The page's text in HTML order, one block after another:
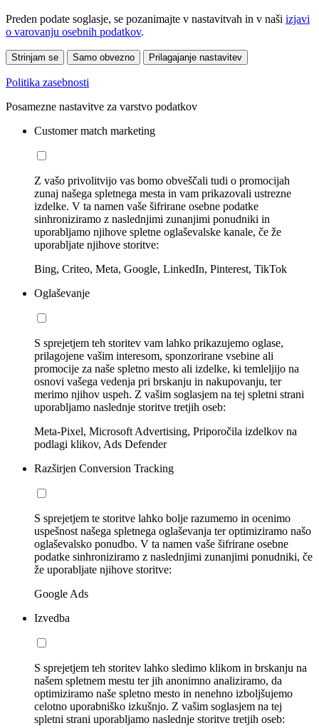
Preden podate soglasje, se pozanimajte v nastavitvah in v naši izjavi
o varovanju osebnih podatkov.
Strinjam se Samo obvezno Prilagajanje nastavitev
Politika zasebnosti
Posamezne nastavitve za varstvo podatkov
Customer match marketing
Z vašo privolitvijo vas bomo obveščali tudi o promocijah
zunaj našega spletnega mesta in vam prikazovali ustrezne
izdelke. V ta namen vaše šifrirane osebne podatke
sinhroniziramo z naslednjimi zunanjimi ponudniki in
uporabljamo njihove spletne oglaševalske kanale, če že
uporabljate njihove storitve:
Bing, Criteo, Meta, Google, LinkedIn, Pinterest, TikTok
Oglaševanje
S sprejetjem teh storitev vam lahko prikazujemo oglase,
prilagojene vašim interesom, sponzorirane vsebine ali
promocije za naše spletno mesto ali izdelke, ki temleljijo na
osnovi vašega vedenja pri brskanju in nakupovanju, ter
merimo njihov uspeh. Z vašim soglasjem na tej spletni strani
uporabljamo naslednje storitve tretjih oseb:
Meta-Pixel, Microsoft Advertising, Priporočila izdelkov na
podlagi klikov, Ads Defender
Razširjen Conversion Tracking
S sprejetjem te storitve lahko bolje razumemo in ocenimo
uspešnost našega spletnega oglaševanja ter optimiziramo našo
oglaševalsko ponudbo. V ta namen vaše šifrirane osebne
podatke sinhroniziramo z naslednjimi zunanjimi ponudniki, če
že uporabljate njihove storitve:
Google Ads
Izvedba
S sprejetjem teh storitev lahko sledimo klikom in brskanju na
našem spletnem mestu ter jih anonimno analiziramo, da
optimiziramo naše spletno mesto in nenehno izboljšujemo
celotno uporabniško izkušnjo. Z vašim soglasjem na tej
spletni strani uporabljamo naslednje storitve tretjih oseb: